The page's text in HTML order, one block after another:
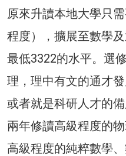
原來升讀本地大學只
程度），擴展至數學
最低3322的水平。選
理，理中有文的通才
或者就是科研人才的
兩年修讀高級程度的
高級程度的純粹數學